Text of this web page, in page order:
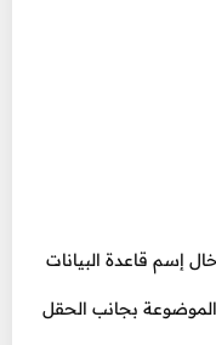
إسم قاعدة البيانات
بجانب الحقل